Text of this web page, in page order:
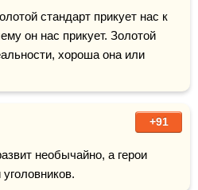
стандарт прикует нас к
он нас прикует. Золотой
хороша она или
+91
необычайно, а герои